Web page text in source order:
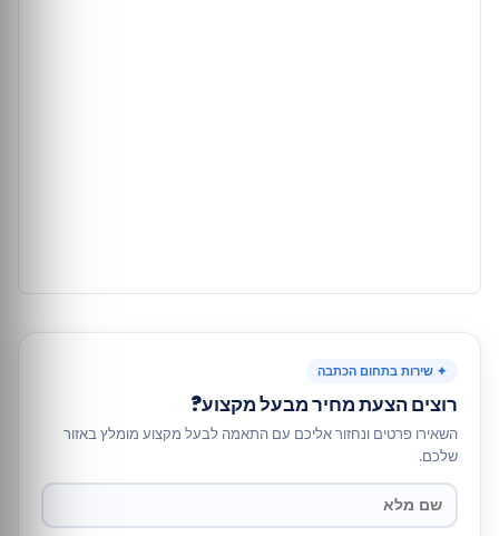
✦ שירות בתחום הכתבה
רוצים הצעת מחיר מבעל מקצוע?
השאירו פרטים ונחזור אליכם עם התאמה לבעל מקצוע מומלץ באזור
שלכם.